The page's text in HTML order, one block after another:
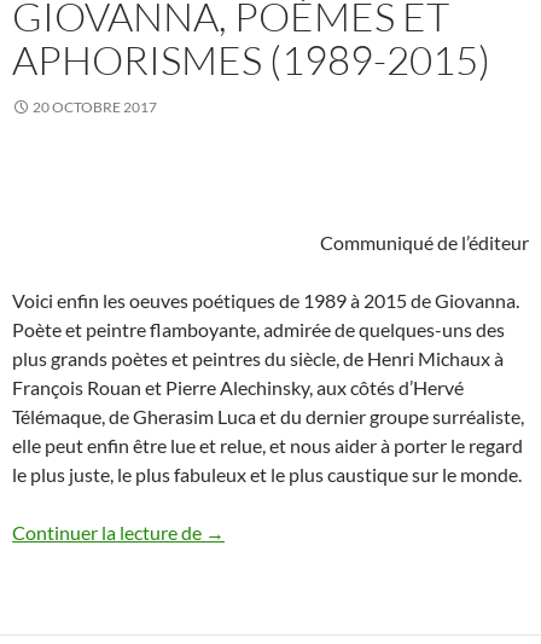
GIOVANNA, POÈMES ET
APHORISMES (1989-2015)
20 OCTOBRE 2017
Communiqué de l’éditeur
Voici enfin les oeuves poétiques de 1989 à 2015 de Giovanna.
Poète et peintre flamboyante, admirée de quelques-uns des
plus grands poètes et peintres du siècle, de Henri Michaux à
François Rouan et Pierre Alechinsky, aux côtés d’Hervé
Télémaque, de Gherasim Luca et du dernier groupe surréaliste,
elle peut enfin être lue et relue, et nous aider à porter le regard
le plus juste, le plus fabuleux et le plus caustique sur le monde.
Continuer la lecture de Giovanna, Poèmes et aphorismes
→